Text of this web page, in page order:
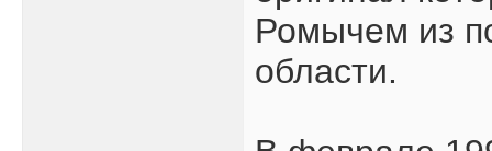
Ромычем из
области.